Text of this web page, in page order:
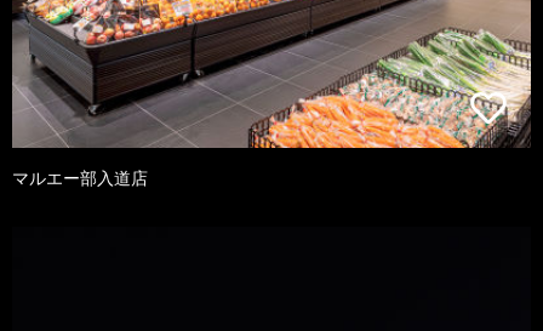
マルエー部入道店